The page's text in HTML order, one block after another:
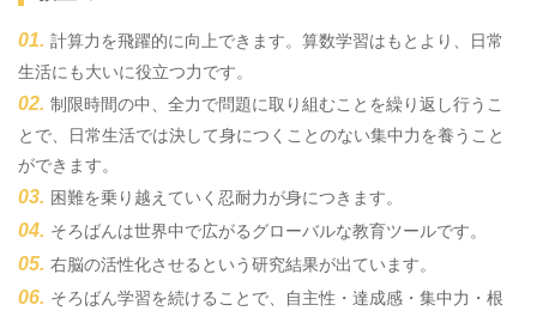
計算力を飛躍的に向上できます。算数学習はもとより、日常
生活にも大いに役立つ力です。
制限時間の中、全力で問題に取り組むことを繰り返し行うこ
とで、日常生活では決して身につくことのない集中力を養うこと
ができます。
困難を乗り越えていく忍耐力が身につきます。
そろばんは世界中で広がるグローバルな教育ツールです。
右脳の活性化させるという研究結果が出ています。
そろばん学習を続けることで、自主性・達成感・集中力・根